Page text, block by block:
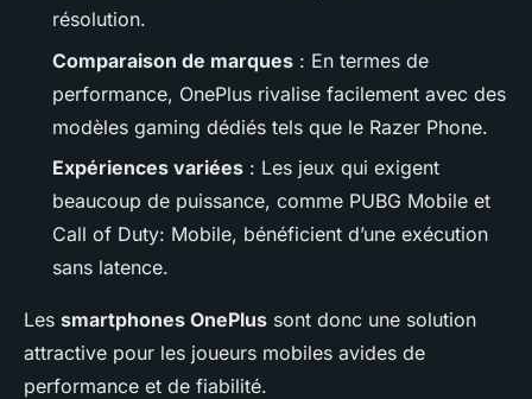
résolution.
Comparaison de marques : En termes de
performance, OnePlus rivalise facilement avec des
modèles gaming dédiés tels que le Razer Phone.
Expériences variées : Les jeux qui exigent
beaucoup de puissance, comme PUBG Mobile et
Call of Duty: Mobile, bénéficient d’une exécution
sans latence.
Les smartphones OnePlus sont donc une solution
attractive pour les joueurs mobiles avides de
performance et de fiabilité.